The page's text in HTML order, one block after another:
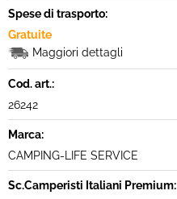
Spese di trasporto:
Gratuite
Maggiori dettagli
Cod. art.:
26242
Marca:
CAMPING-LIFE SERVICE
Sc.Camperisti Italiani Premium: